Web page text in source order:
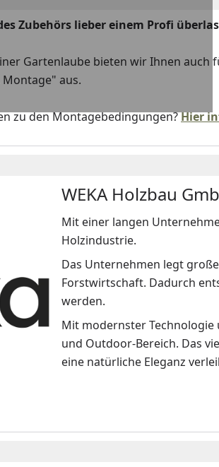
Zubehörs lieber einem Profi
Gartenlaube bieten wir Ihnen
aus.
zu den Montagebedingungen?Hier
WEKA Holzbau
Mit einer langen
Holzindustrie.
Das Unternehmen legt
Forstwirtschaft. Dadurch
werden.
Mit modernster Technologie
und Outdoor-Bereich. Das
eine natürliche Eleganz